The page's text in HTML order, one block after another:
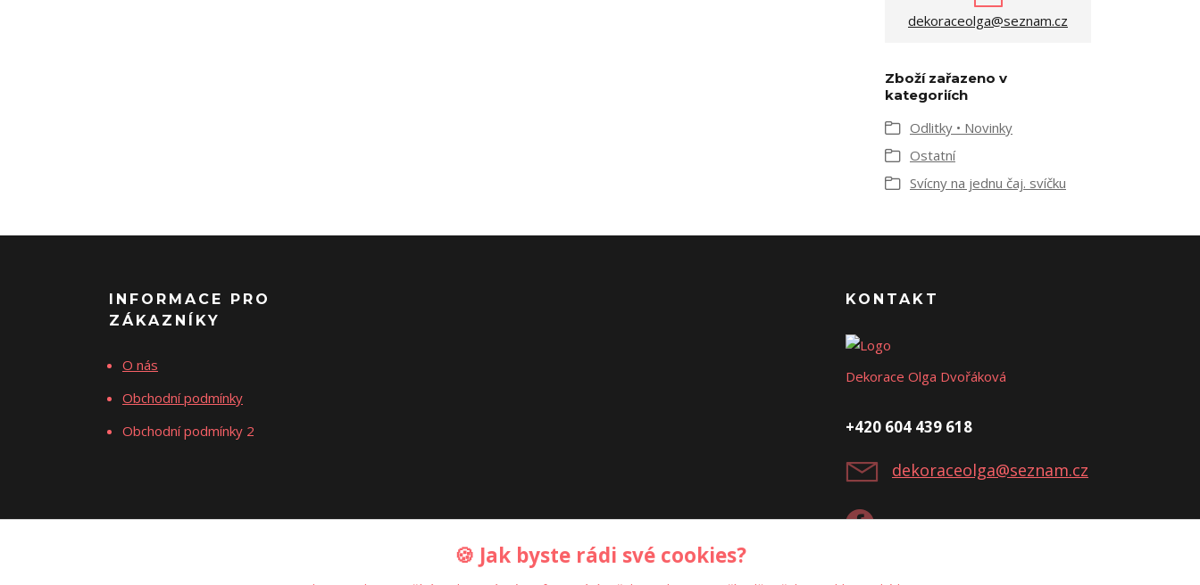
dekoraceolga@seznam.cz
Zboží zařazeno v
kategoriích
Odlitky • Novinky
Ostatní
Svícny na jednu čaj. svíčku
INFORMACE PRO
ZÁKAZNÍKY
O nás
Obchodní podmínky
Obchodní podmínky 2
KONTAKT
Dekorace Olga Dvořáková
+420 604 439 618
dekoraceolga@seznam.cz
🍪 Jak byste rádi své cookies?